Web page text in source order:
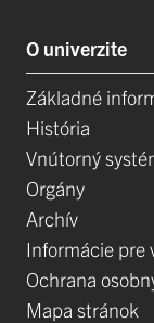
O univerzite
Základné
História
Vnútorný
Orgány
Archív
Informácie pre
Ochrana
Mapa stránok